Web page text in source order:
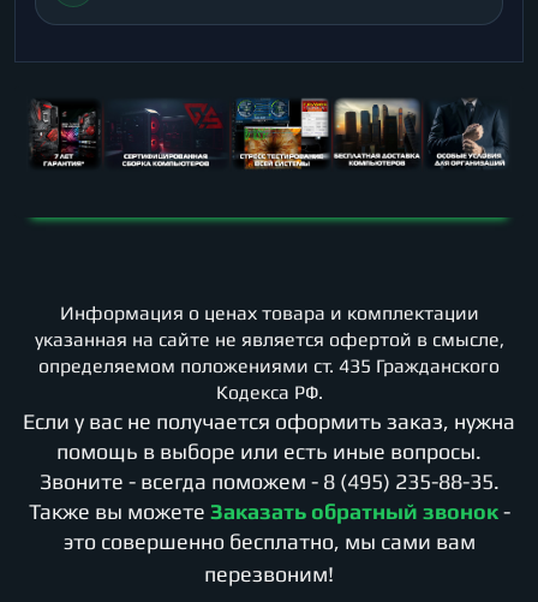
Информация о ценах товара и комплектации
указанная на сайте не является офертой в смысле,
определяемом положениями ст. 435 Гражданского
Кодекса РФ.
Если у вас не получается оформить заказ, нужна
помощь в выборе или есть иные вопросы.
Звоните - всегда поможем - 8 (495) 235-88-35.
Также вы можете Заказать обратный звонок -
это совершенно бесплатно, мы сами вам
перезвоним!